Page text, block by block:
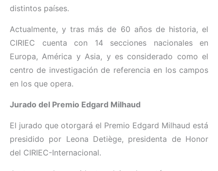
distintos países.
Actualmente, y tras más de 60 años de historia, el
CIRIEC cuenta con 14 secciones nacionales en
Europa, América y Asia, y es considerado como el
centro de investigación de referencia en los campos
en los que opera.
Jurado del Premio Edgard Milhaud
El jurado que otorgará el Premio Edgard Milhaud está
presidido por Leona Detiège, presidenta de Honor
del CIRIEC-Internacional.